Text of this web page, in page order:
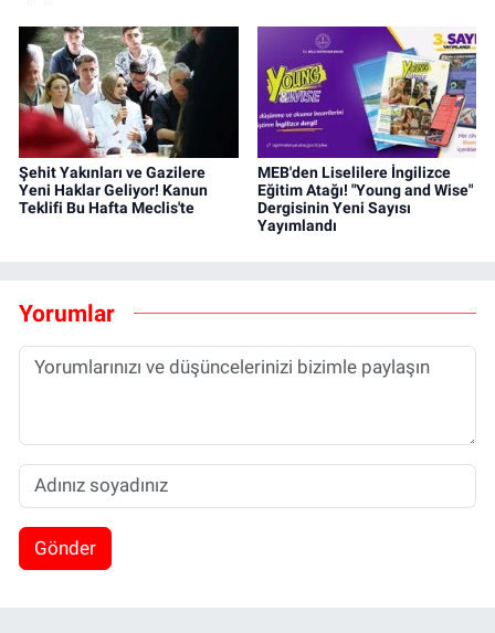
Şehit Yakınları ve Gazilere
Yeni Haklar Geliyor! Kanun
Teklifi Bu Hafta Meclis'te
MEB'den Liselilere İngilizce
Eğitim Atağı! "Young and Wise"
Dergisinin Yeni Sayısı
Yayımlandı
Yorumlar
Gönder